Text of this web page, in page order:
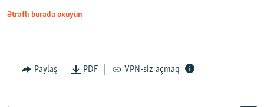
Ətraflı burada oxuyun
Paylaş PDF VPN-siz açmaq